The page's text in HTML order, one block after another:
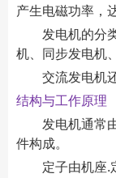
产生电磁功率，
发电机的分类
机、同步发电机
交流发电机还
结构与工作原理
发电机通常由
件构成。
定子由机座.定